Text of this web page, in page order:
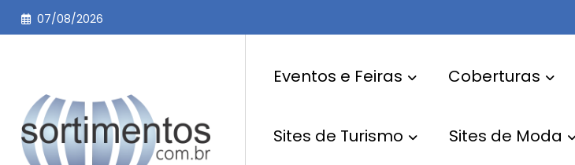
Pular
para
07/08/2026
Eventos e Feiras Coberturas
Sites de Turismo Sites de Moda